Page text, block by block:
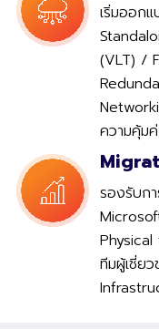
เริ่มออก
(VLT) /
ความคุ้ม
รองรับก
ทีมผู้เชี่ย